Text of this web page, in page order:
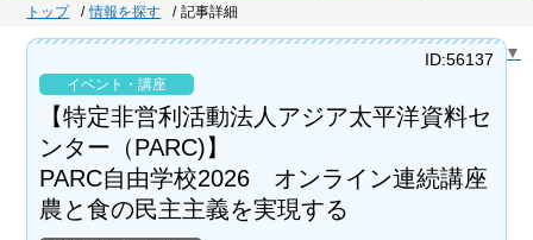
トップ 情報を探す 記事詳細
Select Language ▼
イベント・講座
【特定非営利活動法人アジア太平洋資料セ
ンター（PARC)】
PARC自由学校2026 オンライン連続講座
農と食の民主主義を実現する
ID:56137